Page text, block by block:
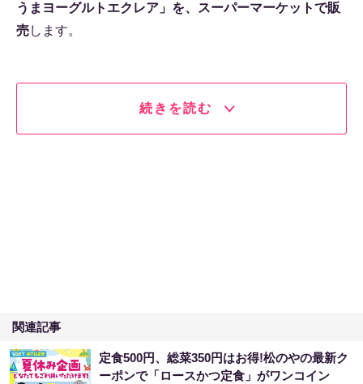
うまヨーグルトエクレア」を、スーパーマーケットで販
売します。
続きを読む
関連記事
定食500円、総菜350円はお得!松のやの最新ク
ーポンで「ロースかつ定食」がワンコイン